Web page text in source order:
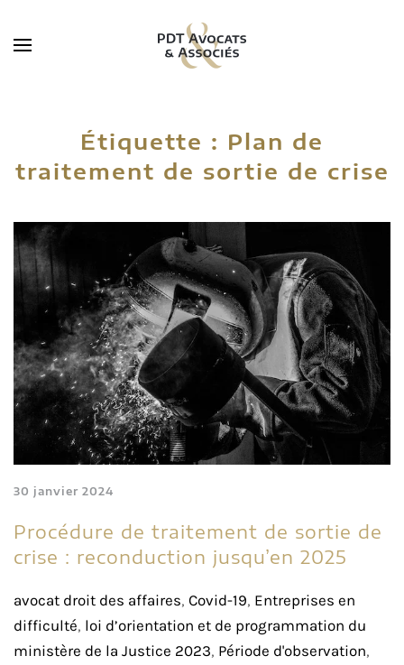
Skip to main content
Étiquette : Plan de
traitement de sortie de crise
30 janvier 2024
Procédure de traitement de sortie de
crise : reconduction jusqu’en 2025
avocat droit des affaires, Covid-19, Entreprises en
difficulté, loi d’orientation et de programmation du
ministère de la Justice 2023, Période d'observation,